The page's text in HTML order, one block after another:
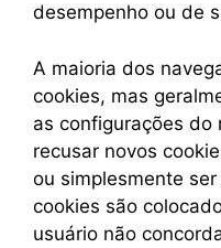
desempenho ou de
A maioria dos
cookies, mas
as configurações do
recusar novos
ou simplesmente
cookies são
usuário não